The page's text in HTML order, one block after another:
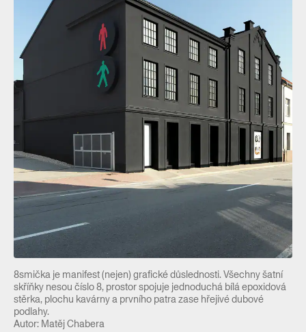
8smička je manifest (nejen) grafické důslednosti. Všechny šatní
skříňky nesou číslo 8, prostor spojuje jednoduchá bílá epoxidová
stěrka, plochu kavárny a prvního patra zase hřejivé dubové
podlahy.
Autor: Matěj Chabera